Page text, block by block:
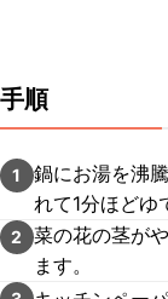
手順
1
鍋にお湯を沸
れて1分ほどゆ
2
菜の花の茎が
ます。